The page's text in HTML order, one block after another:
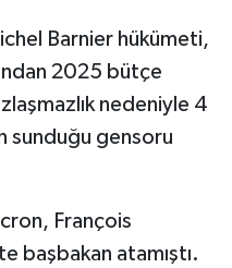
Barnier hükümeti,
2025 bütçe
nedeniyle 4
sunduğu gensoru
François
başbakan atamıştı.